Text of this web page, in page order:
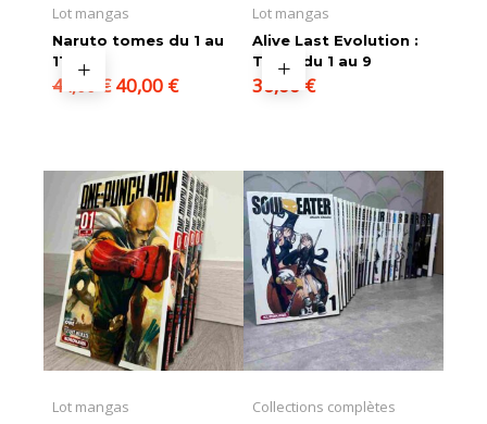
Lot mangas
Naruto tomes du 1 au
11
44,00 €
Le
était :
44,00 €.
40,00 €
Le
est :
40,00 €.
Lot mangas
Alive Last Evolution :
Tome du 1 au 9
36,00 €
Lot mangas Collections complètes